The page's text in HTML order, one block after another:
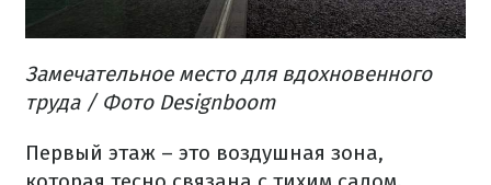
Замечательное место для вдохновенного
труда / Фото Designboom
Первый этаж – это воздушная зона,